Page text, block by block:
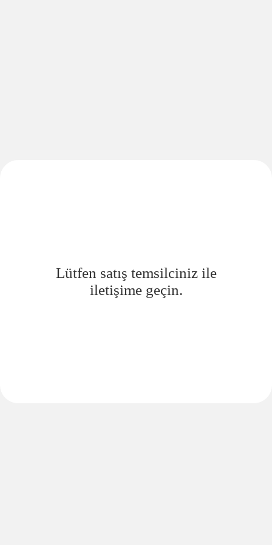
Lütfen satış temsilciniz ile
iletişime geçin.